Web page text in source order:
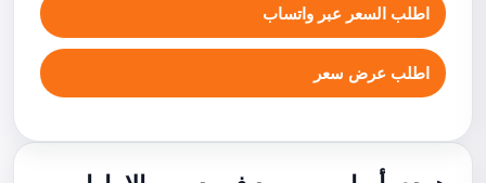
اطلب السعر عبر واتساب
اطلب عرض سعر